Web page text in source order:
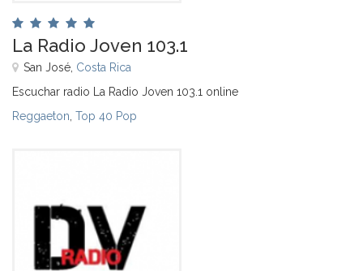
La Radio Joven 103.1
San José, Costa Rica
Escuchar radio La Radio Joven 103.1 online
Reggaeton Top 40 Pop